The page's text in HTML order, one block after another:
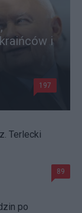
i
197
Terlecki
89
po